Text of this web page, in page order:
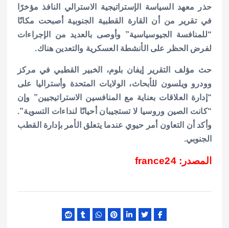
حذر معهد السياسة الإستراتيجية الاسترالي النافذ مؤخرًا
في تقرير من أن القارة القطبية الجنوبية أصبحت مكانًا
“للمنافسة الجيوسياسية” وأوصى بالعديد من الإجراءات
لفرض الحظر على الأنشطة العسكرية والتعدين هناك.
حث مؤلف التقرير إيفان بلوم، الخبير القطبي في مركز
وودرو ويلسون للأبحاث، الولايات المتحدة وأستراليا على
“إدارة العلاقات بعناية مع المنافسين الاستراتيجيين” وإن
“كانت الصين وروسيا لا تستجيبان أحيانًا لنداءات التسوية”.
وأكد أن التعاون أمر حيوي عندما يتعلق الأمر بإدارة القطب
الجنوبي.
المصدر: france24